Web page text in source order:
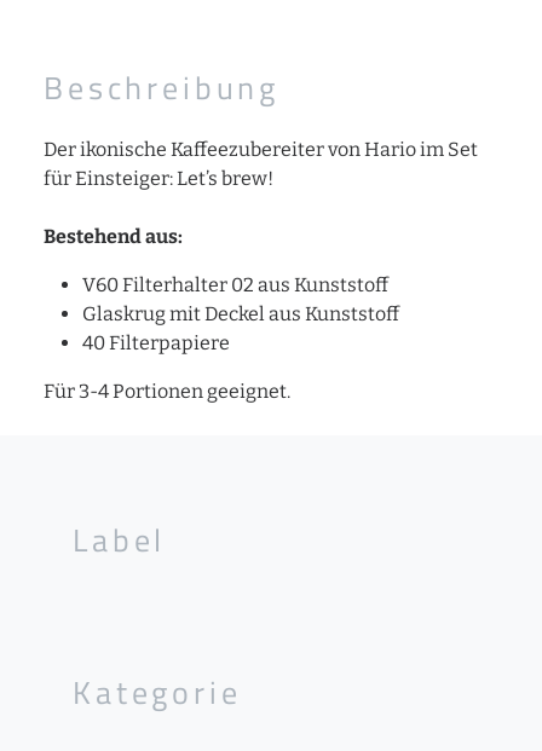
Beschreibung
Der ikonische Kaffeezubereiter von Hario im Set
für Einsteiger: Let’s brew!
Bestehend aus:
V60 Filterhalter 02 aus Kunststoff
Glaskrug mit Deckel aus Kunststoff
40 Filterpapiere
Für 3-4 Portionen geeignet.
Label
Kategorie